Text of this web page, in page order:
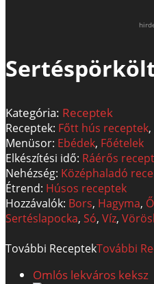
Kategória: Receptek
Receptek: Főtt hús receptek,
Menüsor: Ebédek, Főételek
Elkészítési idő: Ráérős
Nehézség: Középhaladó
Étrend: Húsos receptek
Hozzávalók: Bors, Hagyma,
Sertéslapocka, Só, Víz,
További ReceptekTovábbi
Omlós lekváros keksz